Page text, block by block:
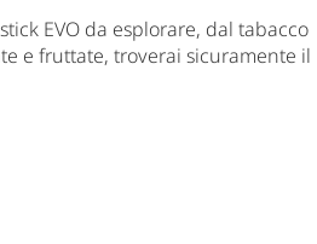
EVO da esplorare, dal tabacco
e fruttate, troverai sicuramente il